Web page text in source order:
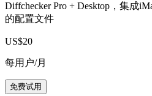
Diffchecker Pro + Desktop，集成
的配置文件
US$20
每用户/月
免费试用